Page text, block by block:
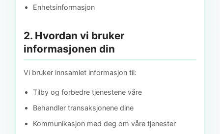
Enhetsinformasjon
2. Hvordan vi bruker
informasjonen din
Vi bruker innsamlet informasjon til:
Tilby og forbedre tjenestene våre
Behandler transaksjonene dine
Kommunikasjon med deg om våre tjenester